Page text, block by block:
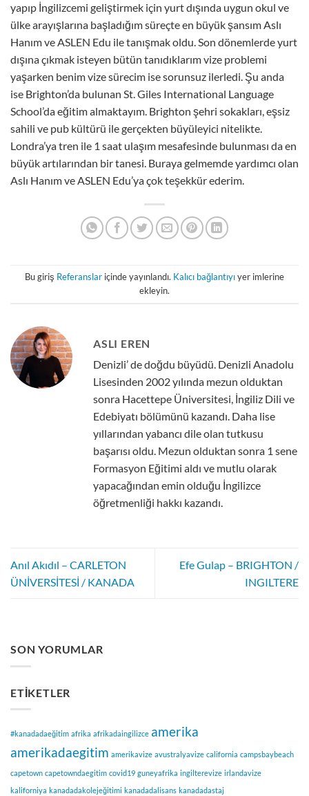
yapıp İngilizcemi geliştirmek için yurt dışında uygun okul ve
ülke arayışlarına başladığım süreçte en büyük şansım Aslı
Hanım ve ASLEN Edu ile tanışmak oldu. Son dönemlerde yurt
dışına çıkmak isteyen bütün tanıdıklarım vize problemi
yaşarken benim vize sürecim ise sorunsuz ilerledi. Şu anda
ise Brighton’da bulunan St. Giles International Language
School’da eğitim almaktayım. Brighton şehri sokakları, eşsiz
sahili ve pub kültürü ile gerçekten büyüleyici nitelikte.
Londra’ya tren ile 1 saat ulaşım mesafesinde bulunması da en
büyük artılarından bir tanesi. Buraya gelmemde yardımcı olan
Aslı Hanım ve ASLEN Edu’ya çok teşekkür ederim.
Bu giriş Referanslar içinde yayınlandı. Kalıcı bağlantıyıyer imlerine
ekleyin.
ASLI EREN
Denizli’ de doğdu büyüdü. Denizli Anadolu
Lisesinden 2002 yılında mezun olduktan
sonra Hacettepe Üniversitesi, İngiliz Dili ve
Edebiyatı bölümünü kazandı. Daha lise
yıllarından yabancı dile olan tutkusu
başarısı oldu. Mezun olduktan sonra 1 sene
Formasyon Eğitimi aldı ve mutlu olarak
yapacağından emin olduğu İngilizce
öğretmenliği hakkı kazandı.
Anıl Akıdıl – CARLETON
ÜNİVERSİTESİ / KANADA
Efe Gulap – BRIGHTON /
INGILTERE
SON YORUMLAR
ETIKETLER
#kanadadaeğitim afrika afrikadaingilizce amerika
amerikadaegitim amerikavize avustralyavize california campsbaybeach
capetown capetowndaegitim covid19 guneyafrika ingilterevize irlandavize
kaliforniya kanadadakolejeğitimi kanadadalisans kanadadastaj